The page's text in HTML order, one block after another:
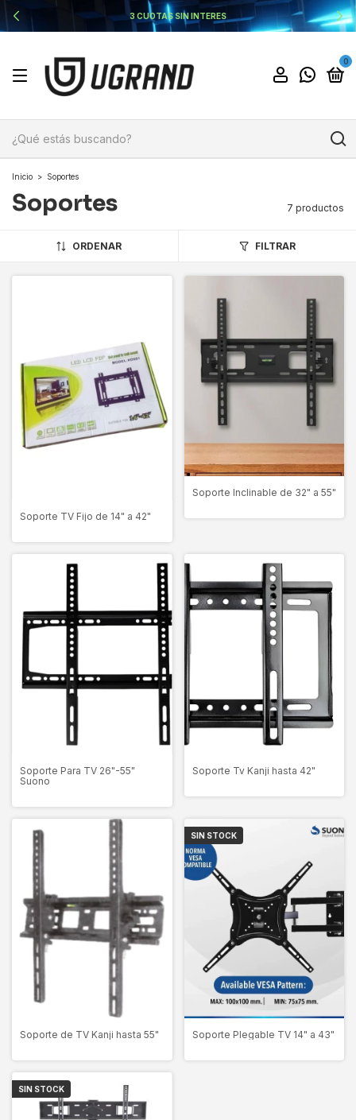
3 CUOTAS SIN INTERES
0
Inicio > Soportes
Soportes 7 productos
ORDENAR FILTRAR
Soporte TV Fijo de 14" a 42"
Soporte Inclinable de 32" a 55"
Soporte Para TV 26"-55"
Suono
Soporte Tv Kanji hasta 42"
Soporte de TV Kanji hasta 55"
SIN STOCK
Soporte Plegable TV 14" a 43"
SIN STOCK